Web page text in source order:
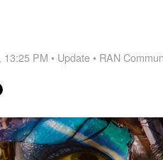
13:25 PM • Update • RAN